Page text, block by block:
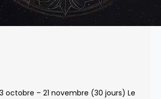
octobre – 21 novembre (30 jours) Le